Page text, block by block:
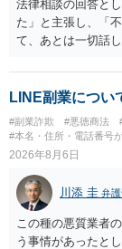
法律相談の回答と
た」と主張し、「
て、あとは一切話
可能性もあります
であれば、徹底的
LINE副業につい
#副業詐欺 #悪徳商法
#本名・住所・電話番号
2026年8月6日
川添 圭 弁
この種の悪質業者
う事情があったと